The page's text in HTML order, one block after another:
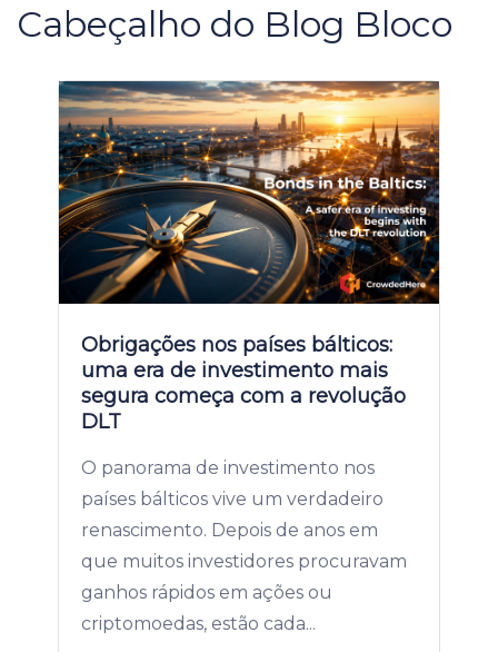
Cabeçalho do Blog Bloco
Obrigações nos países bálticos:
uma era de investimento mais
segura começa com a revolução
DLT
O panorama de investimento nos
países bálticos vive um verdadeiro
renascimento. Depois de anos em
que muitos investidores procuravam
ganhos rápidos em ações ou
criptomoedas, estão cada...